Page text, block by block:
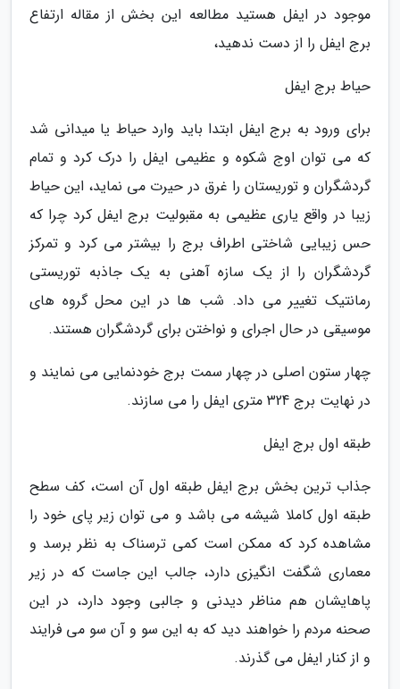
موجود در ایفل هستید مطالعه این بخش از مقاله ارتفاع
برج ایفل را از دست ندهید،
حیاط برج ایفل
برای ورود به برج ایفل ابتدا باید وارد حیاط یا میدانی شد
که می توان اوج شکوه و عظیمی ایفل را درک کرد و تمام
گردشگران و توریستان را غرق در حیرت می نماید، این حیاط
زیبا در واقع یاری عظیمی به مقبولیت برج ایفل کرد چرا که
حس زیبایی شاختی اطراف برج را بیشتر می کرد و تمرکز
گردشگران را از یک سازه آهنی به یک جاذبه توریستی
رمانتیک تغییر می داد. شب ها در این محل گروه های
موسیقی در حال اجرای و نواختن برای گردشگران هستند.
چهار ستون اصلی در چهار سمت برج خودنمایی می نمایند و
در نهایت برج 324 متری ایفل را می سازند.
طبقه اول برج ایفل
جذاب ترین بخش برج ایفل طبقه اول آن است، کف سطح
طبقه اول کاملا شیشه می باشد و می توان زیر پای خود را
مشاهده کرد که ممکن است کمی ترسناک به نظر برسد و
معماری شگفت انگیزی دارد، جالب این جاست که در زیر
پاهایشان هم مناظر دیدنی و جالبی وجود دارد، در این
صحنه مردم را خواهند دید که به این سو و آن سو می فرایند
و از کنار ایفل می گذرند.